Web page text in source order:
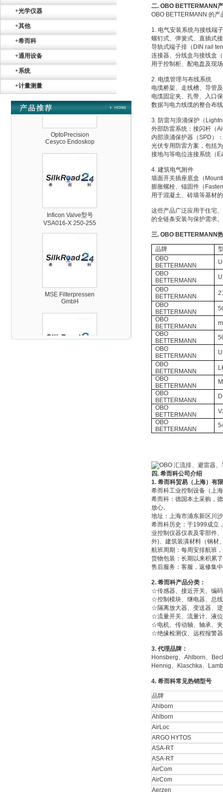
+光学仪器
+其他
+希而科
+通用设备
+系统
+计量测量
Maschinen-
Cesyco Endoskop
HTO 38 内窥镜
VSA016-X 250-255
GmbH
二. OBO BETTERMANN
OBO BETTERMANN 的
1. 电气安装系统与接线端子
螺钉式、弹簧式、直插式
导轨式端子排（DIN rail
连接器、分线盒与接线盒
用于控制柜、配电盘及现
2. 电缆管理与布线系统
电缆桥架、走线槽、导管
电缆固定夹、扎带、入口
数据与电力线缆的整合布
3. 防雷与浪涌保护（
外部防雷系统：接闪杆（
内部浪涌保护器（SPD）
光伏专用防雷方案，包括
接地与等电位连接系统（
4. 建筑电气附件
墙面开关插座底盒（
膨胀螺栓、锚固件（
用于混凝土、砖墙等基材
这些产品广泛应用于住宅
的全链条安装与保护需求。
三. OBO BETTERMANN
品牌
OBO
BETTERMANN
OBO
BETTERMANN
OBO
BETTERMANN
OBO
BETTERMANN
OBO
BETTERMANN
OBO
BETTERMANN
OBO
BETTERMANN
OBO
BETTERMANN
OBO
BETTERMANN
OBO
BETTERMANN
OBO
BETTERMANN
OBO
BETTERMANN
四. 希而科公司介绍
1. 希而科贸易（上海）有
希而科工业控制设备（上
希而科：德国本土采购，
放心。
地址：上海市浦东新区川
希而科历史：于1999成立
业控制仪器仪表及零部件
外)、建筑装潢材料（钢材
航班周期：每周安排航班
货物包装：长期以来积累
售后服务：客服，返修集
2. 希而科产品分类：
☆传感器、接近开关、编
☆控制模块、继电器、总
☆隔离放大器、变送器、
☆流量开关、流量计、液
☆电机、传动轴、轴承、
☆绝缘检测仪、远程报警
3. 代理品牌：
Honsberg、Ahlborn、
Hennig、Klaschka、
4. 希而科常见热销型号
品牌
Ahlborn
Ahlborn
AirLoc
ARGO HYTOS
ASA-RT
ASA-RT
AirCom
AirCom
Aerzen